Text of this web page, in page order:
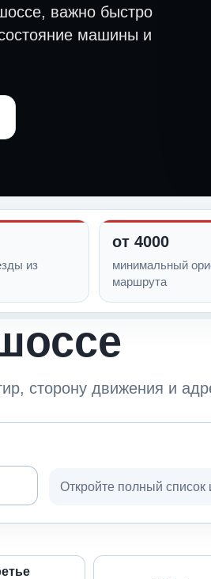
важно быстро
машины и
из
от 4000
минимальный
маршрута
сторону движения и
Откройте полный список